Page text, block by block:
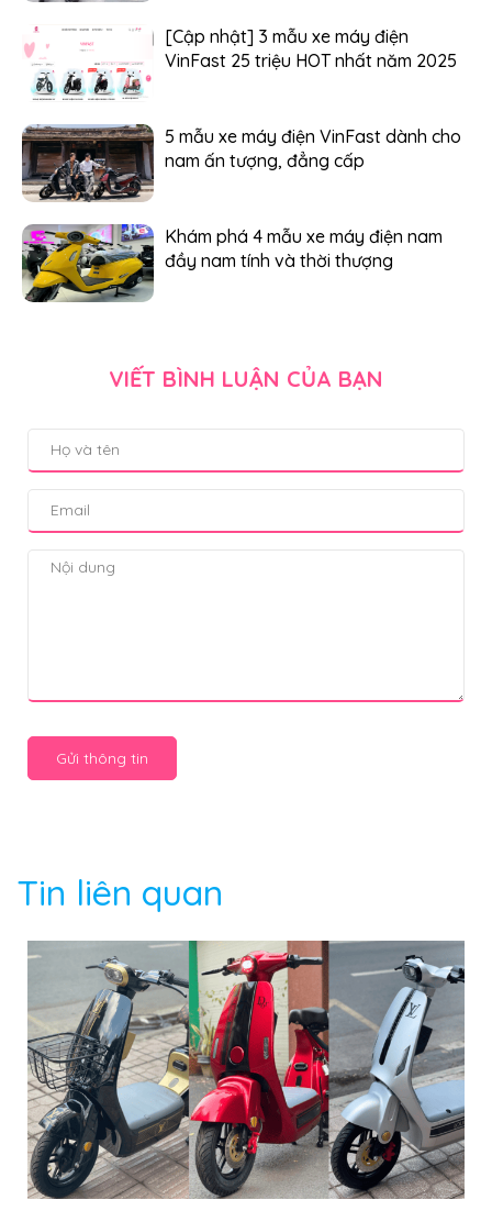
[Cập nhật] 3 mẫu xe máy điện
VinFast 25 triệu HOT nhất năm 2025
5 mẫu xe máy điện VinFast dành cho
nam ấn tượng, đẳng cấp
Khám phá 4 mẫu xe máy điện nam
đầy nam tính và thời thượng
VIẾT BÌNH LUẬN CỦA BẠN
Gửi thông tin
Tin liên quan